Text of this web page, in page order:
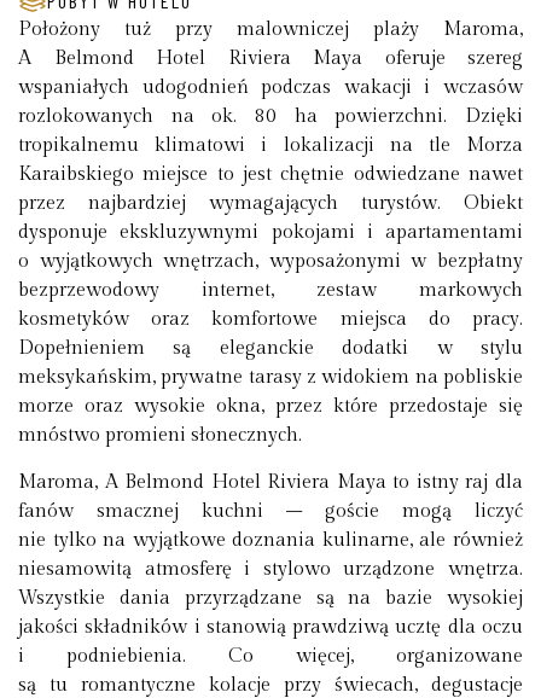
Położony tuż przy malowniczej plaży Maroma,
A Belmond Hotel Riviera Maya oferuje szereg
wspaniałych udogodnień podczas wakacji i wczasów
rozlokowanych na ok. 80 ha powierzchni. Dzięki
tropikalnemu klimatowi i lokalizacji na tle Morza
Karaibskiego miejsce to jest chętnie odwiedzane nawet
przez najbardziej wymagających turystów. Obiekt
dysponuje ekskluzywnymi pokojami i apartamentami
o wyjątkowych wnętrzach, wyposażonymi w bezpłatny
bezprzewodowy internet, zestaw markowych
kosmetyków oraz komfortowe miejsca do pracy.
Dopełnieniem są eleganckie dodatki w stylu
meksykańskim, prywatne tarasy z widokiem na pobliskie
morze oraz wysokie okna, przez które przedostaje się
mnóstwo promieni słonecznych.
Maroma, A Belmond Hotel Riviera Maya to istny raj dla
fanów smacznej kuchni – goście mogą liczyć
nie tylko na wyjątkowe doznania kulinarne, ale również
niesamowitą atmosferę i stylowo urządzone wnętrza.
Wszystkie dania przyrządzane są na bazie wysokiej
jakości składników i stanowią prawdziwą ucztę dla oczu
i podniebienia. Co więcej, organizowane
są tu romantyczne kolacje przy świecach, degustacje